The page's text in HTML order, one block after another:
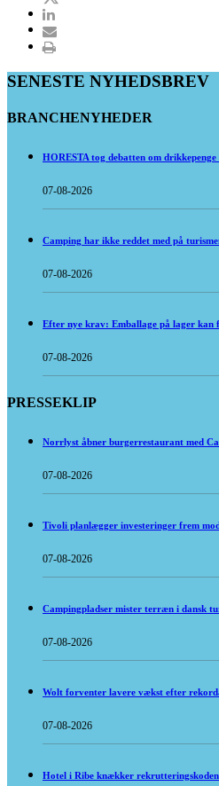
SENESTE NYHEDSBREV
BRANCHENYHEDER
HORESTA tog debatten om
07-08-2026
Camping har ikke reddet med på
07-08-2026
Efter nye krav: Emballage på lager kan
07-08-2026
PRESSEKLIP
Norrlyst åbner burgerrestaurant med
07-08-2026
Tivoli planlægger investeringer frem
07-08-2026
Campingpladser mister terræn i dansk
07-08-2026
Wolt forventer lavere vækst efter
07-08-2026
Hotel i Ribe knækker rekrutteringskoden